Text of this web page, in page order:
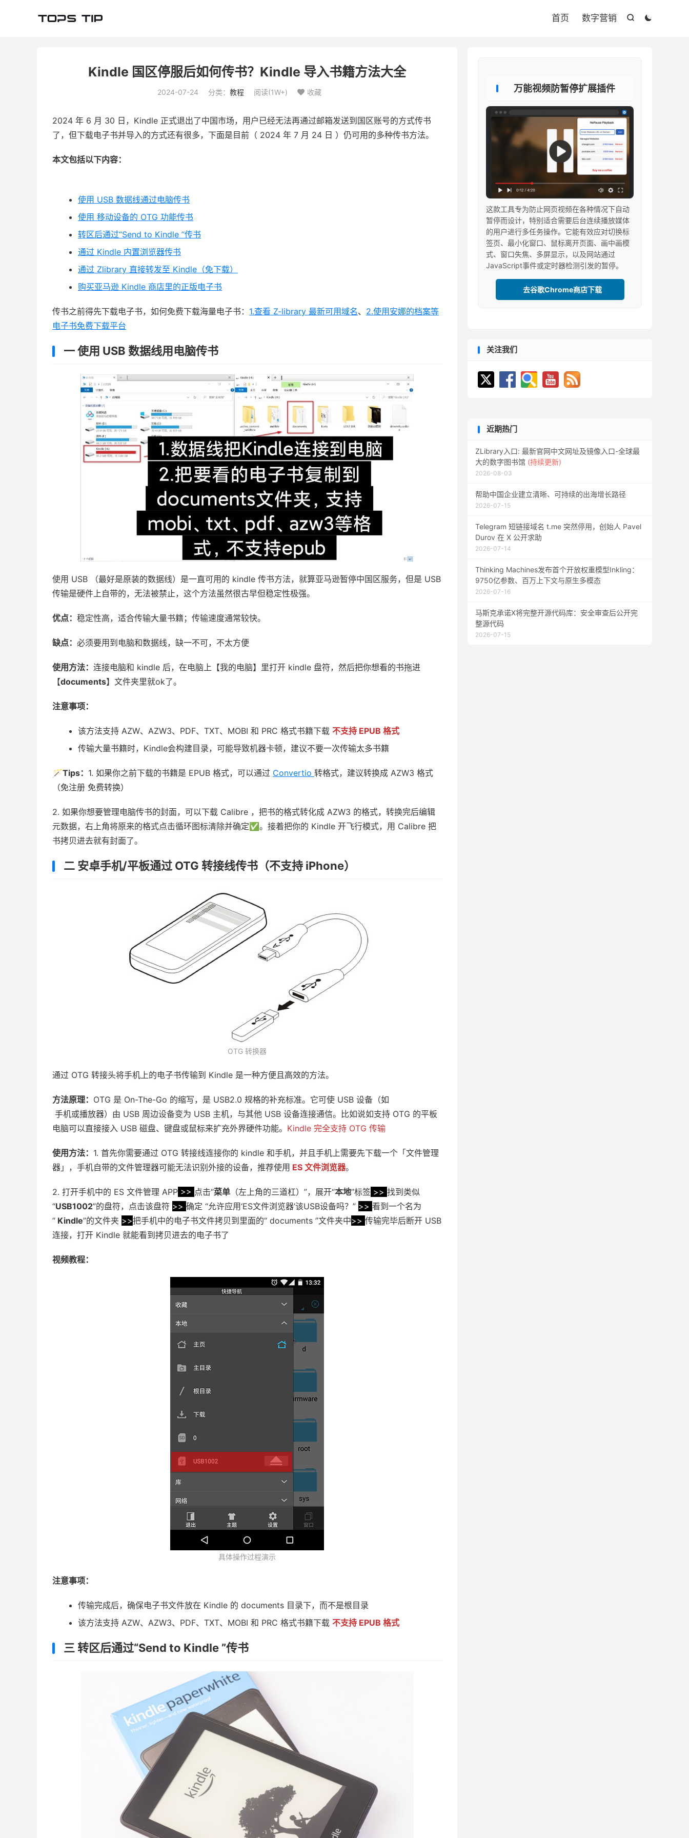


首页 数字营销
Kindle 国区停服后如何传书？Kindle 导入书籍方法大全
2024-07-24 分类： 教程 阅读(1W+)  收藏
2024 年 6 月 30 日，Kindle 正式退出了中国市场，用户已经无法再通过邮箱发送到国区账号的方式传书
了，但下载电子书并导入的方式还有很多，下面是目前（ 2024 年 7 月 24 日 ）仍可用的多种传书方法。
本文包括以下内容：
使用 USB 数据线通过电脑传书
使用 移动设备的 OTG 功能传书
转区后通过“Send to Kindle ”传书
通过 Kindle 内置浏览器传书
通过 Zlibrary 直接转发至 Kindle（免下载）
购买亚马逊 Kindle 商店里的正版电子书
传书之前得先下载电子书，如何免费下载海量电子书： 1.查看 Z-library 最新可用域名、 2.使用安娜的档案等
电子书免费下载平台
一 使用 USB 数据线用电脑传书
使用 USB （最好是原装的数据线）是一直可用的 kindle 传书方法，就算亚马逊暂停中国区服务，但是 USB
传输是硬件上自带的，无法被禁止，这个方法虽然很古早但稳定性极强。
优点： 稳定性高，适合传输大量书籍；传输速度通常较快。
缺点： 必须要用到电脑和数据线，缺一不可，不太方便
使用方法： 连接电脑和 kindle 后，在电脑上【我的电脑】里打开 kindle 盘符，然后把你想看的书拖进
【documents】文件夹里就ok了。
注意事项：
该方法支持 AZW、AZW3、PDF、TXT、MOBI 和 PRC 格式书籍下载 不支持 EPUB 格式
传输大量书籍时，Kindle会构建目录，可能导致机器卡顿，建议不要一次传输太多书籍
🪄Tips： 1. 如果你之前下载的书籍是 EPUB 格式，可以通过 Convertio 转格式，建议转换成 AZW3 格式
（免注册 免费转换）
2. 如果你想要管理电脑传书的封面，可以下载 Calibre ，把书的格式转化成 AZW3 的格式，转换完后编辑
元数据，右上角将原来的格式点击循环图标清除并确定✅。接着把你的 Kindle 开飞行模式，用 Calibre 把
书拷贝进去就有封面了。
二 安卓手机/平板通过 OTG 转接线传书（不支持 iPhone）
OTG 转换器
通过 OTG 转接头将手机上的电子书传输到 Kindle 是一种方便且高效的方法。
方法原理： OTG 是 On-The-Go 的缩写，是 USB2.0 规格的补充标准。它可使 USB 设备（如
手机或播放器）由 USB 周边设备变为 USB 主机，与其他 USB 设备连接通信。比如说如支持 OTG 的平板
电脑可以直接接入 USB 磁盘、键盘或鼠标来扩充外界硬件功能。 Kindle 完全支持 OTG 传输
使用方法： 1. 首先你需要通过 OTG 转接线连接你的 kindle 和手机，并且手机上需要先下载一个「文件管理
器」，手机自带的文件管理器可能无法识别外接的设备，推荐使用 ES 文件浏览器。
2. 打开手机中的 ES 文件管理 APP >> 点击“菜单 （左上角的三道杠）”，展开“本地”标签 >> 找到类似
“USB1002”的盘符，点击该盘符 >> 确定 “允许应用‘ES文件浏览器’该USB设备吗？” >> 看到一个名为
“ Kindle”的文件夹 >>把手机中的电子书文件拷贝到里面的“ documents ”文件夹中>> 传输完毕后断开 USB
连接，打开 Kindle 就能看到拷贝进去的电子书了
视频教程：
具体操作过程演示
注意事项：
传输完成后，确保电子书文件放在 Kindle 的 documents 目录下，而不是根目录
该方法支持 AZW、AZW3、PDF、TXT、MOBI 和 PRC 格式书籍下载 不支持 EPUB 格式
三 转区后通过“Send to Kindle ”传书
万能视频防暂停扩展插件
这款工具专为防止网页视频在各种情况下自动
暂停而设计，特别适合需要后台连续播放媒体
的用户进行多任务操作。它能有效应对切换标
签页、最小化窗口、鼠标离开页面、画中画模
式、窗口失焦、多屏显示，以及网站通过
JavaScript事件或定时器检测引发的暂停。
去谷歌Chrome商店下载
关注我们
近期热门
ZLibrary入口: 最新官网中文网址及镜像入口-全球最
大的数字图书馆 (持续更新)
2026-08-03
帮助中国企业建立清晰、可持续的出海增长路径
2026-07-15
Telegram 短链接域名 t.me 突然停用，创始人 Pavel
Durov 在 X 公开求助
2026-07-14
Thinking Machines发布首个开放权重模型Inkling：
9750亿参数、百万上下文与原生多模态
2026-07-16
马斯克承诺X将完整开源代码库：安全审查后公开完
整源代码
2026-07-15